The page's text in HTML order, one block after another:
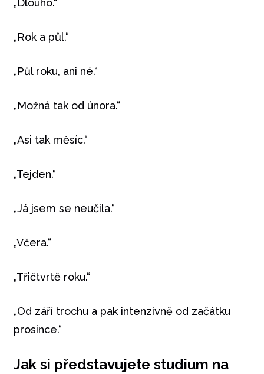
„Dlouho.“
„Rok a půl.“
„Půl roku, ani né.“
„Možná tak od února.“
„Asi tak měsíc.“
„Tejden.“
„Já jsem se neučila.“
„Včera.“
„Třičtvrtě roku.“
„Od září trochu a pak intenzivně od začátku
prosince.“
Jak si představujete studium na